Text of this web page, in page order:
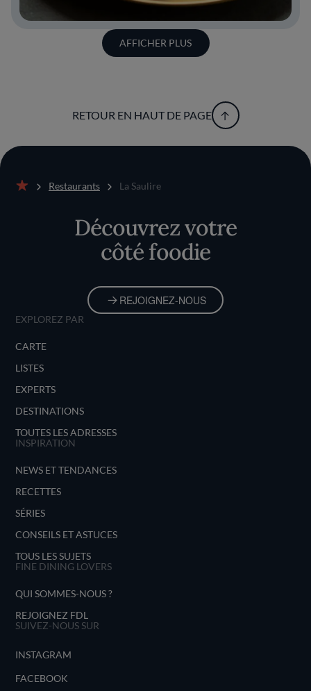
AFFICHER PLUS
RETOUR EN HAUT DE PAGE
Restaurants La Saulire
Découvrez votre
côté foodie
REJOIGNEZ-NOUS
EXPLOREZ PAR
CARTE
LISTES
EXPERTS
DESTINATIONS
TOUTES LES ADRESSES
INSPIRATION
NEWS ET TENDANCES
RECETTES
SÉRIES
CONSEILS ET ASTUCES
TOUS LES SUJETS
FINE DINING LOVERS
QUI SOMMES-NOUS ?
REJOIGNEZ FDL
SUIVEZ-NOUS SUR
INSTAGRAM
FACEBOOK